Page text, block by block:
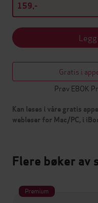
159,-
Gratis i
Prøv EBOK
Kan leses i våre gratis
webleser for Mac/PC, i
Flere bøker av
Premium